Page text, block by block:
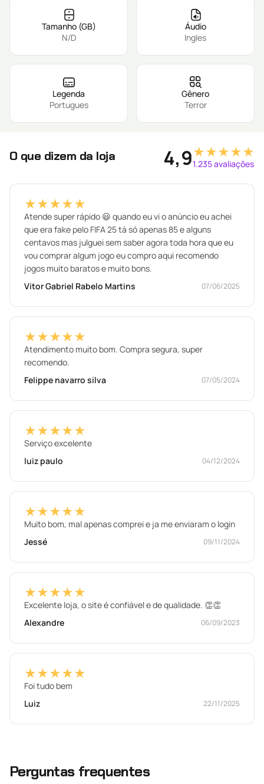
Tamanho (GB)
N/D
Áudio
Ingles
Legenda
Portugues
Gênero
Terror
O que dizem da loja 4,9★★★★★
1.235 avaliações
★★★★★
Atende super rápido 😃 quando eu vi o anúncio eu achei
que era fake pelo FIFA 25 tá só apenas 85 e alguns
centavos mas julguei sem saber agora toda hora que eu
vou comprar algum jogo eu compro aqui recomendo
jogos muito baratos e muito bons.
Vitor Gabriel Rabelo Martins
07/06/2025
★★★★★
Atendimento muito bom. Compra segura, super
recomendo.
Felippe navarro silva
07/05/2024
★★★★★
Serviço excelente
luiz paulo
04/12/2024
★★★★★
Muito bom, mal apenas comprei e ja me enviaram o login
Jessé
09/11/2024
★★★★★
Excelente loja, o site é confiável e de qualidade. 👏👏
Alexandre
06/09/2023
★★★★★
Foi tudo bem
Luiz
22/11/2025
Perguntas frequentes